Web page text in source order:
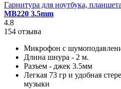
Гарнитура для ноутбука,
MB220 3.5mm
4.8
154 отзыва
Микрофон с
Длина шнура - 2 м.
Разъем - джек 3.5мм
Легкая 73 гр и удобная
музыки